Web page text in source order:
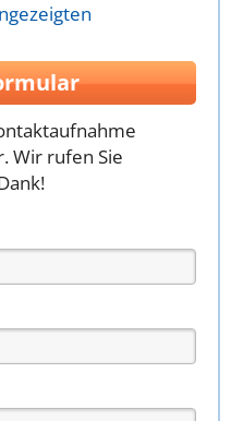
Wir rufen Sie